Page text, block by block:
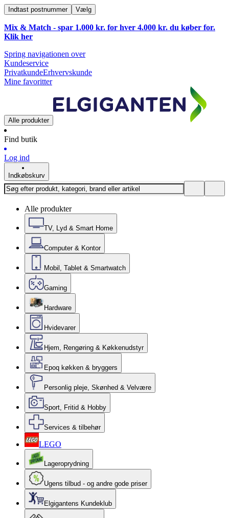
Indtast postnummer Vælg
Mix & Match - spar 1.000 kr. for hver 4.000 kr. du køber for.
Klik her
Spring navigationen over
Kundeservice
PrivatkundeErhvervskunde
Mine favoritter
Alle produkter
Find butik
Log ind
Indkøbskurv
Alle produkter
TV, Lyd & Smart Home
Computer & Kontor
Mobil, Tablet & Smartwatch
Gaming
Hardware
Hvidevarer
Hjem, Rengøring & Køkkenudstyr
Epoq køkken & bryggers
Personlig pleje, Skønhed & Velvære
Sport, Fritid & Hobby
Services & tilbehør
LEGO
Lageroprydning
Ugens tilbud - og andre gode priser
Elgigantens Kundeklub